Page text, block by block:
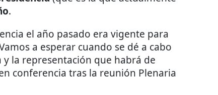
.
el año pasado era vigente para
a esperar cuando se dé a cabo
y la representación que habrá de
conferencia tras la reunión Plenaria